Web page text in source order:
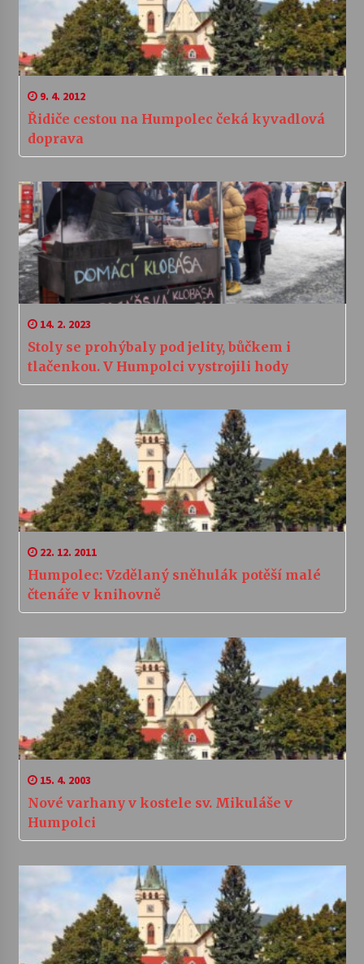
9. 4. 2012
Řidiče cestou na Humpolec čeká kyvadlová
doprava
14. 2. 2023
Stoly se prohýbaly pod jelity, bůčkem i
tlačenkou. V Humpolci vystrojili hody
22. 12. 2011
Humpolec: Vzdělaný sněhulák potěší malé
čtenáře v knihovně
15. 4. 2003
Nové varhany v kostele sv. Mikuláše v
Humpolci